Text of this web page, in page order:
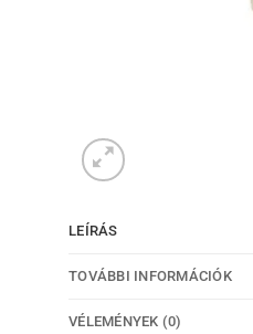
LEÍRÁS
TOVÁBBI INFORMÁCIÓK
VÉLEMÉNYEK (0)